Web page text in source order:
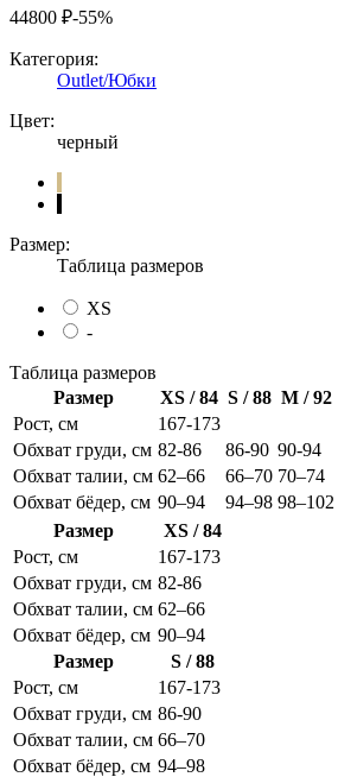
44800 ₽-55%
Категория:
Outlet/Юбки
Цвет:
черный
Размер:
Таблица размеров
XS
-
Таблица размеров
Размер
XS / 84 S / 88 M / 92
Рост, см
167-173
Обхват груди, см 82-86 86-90 90-94
Обхват талии, см 62–66 66–70 70–74
Обхват бёдер, см 90–94 94–98 98–102
Размер
XS / 84
Рост, см
167-173
Обхват груди, см 82-86
Обхват талии, см 62–66
Обхват бёдер, см 90–94
Размер
S / 88
Рост, см
167-173
Обхват груди, см 86-90
Обхват талии, см 66–70
Обхват бёдер, см 94–98